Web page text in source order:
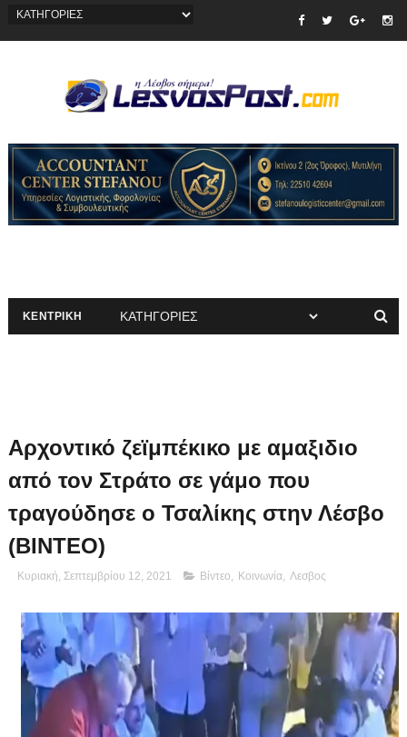
ΚΕΝΤΡΙΚΗ
Αρχοντικό ζεϊμπέκικο με αμαξιδιο
από τον Στράτο σε γάμο που
τραγούδησε ο Τσαλίκης στην Λέσβο
(ΒΙΝΤΕΟ)
Κυριακή, Σεπτεμβρίου 12, 2021 Βίντεο Κοινωνία, Λεσβος